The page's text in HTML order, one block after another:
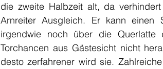
die zweite Halbzeit alt, da
Arnreiter Ausgleich. Er kann einen
irgendwie noch über die
Torchancen aus Gästesicht nicht
desto zerfahrener wird sie.